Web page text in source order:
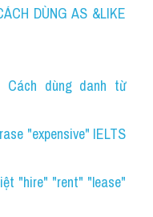
DÙNG AS &LIKE
Cách dùng danh từ
"expensive" IELTS
"hire" "rent" "lease"